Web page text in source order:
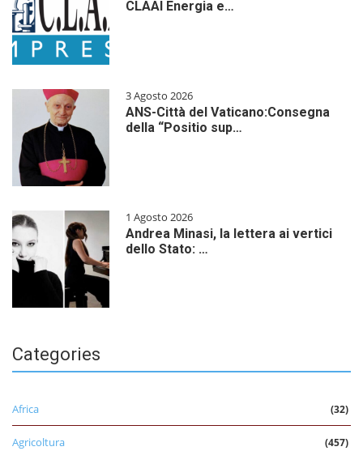
CLAAI Energia e…
3 Agosto 2026
ANS-Città del Vaticano:Consegna
della “Positio sup…
1 Agosto 2026
Andrea Minasi, la lettera ai vertici
dello Stato: …
Categories
Africa (32)
Agricoltura (457)